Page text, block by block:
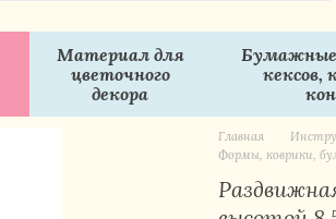
Материал для
цветочного
декора
кексов,
Главная
Формы, коврики,